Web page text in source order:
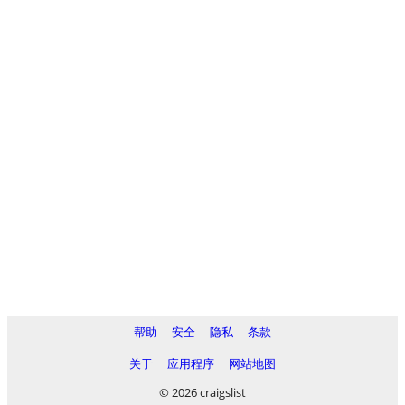
帮助 安全 隐私
条款
关于
应用程序
网站地图
© 2026 craigslist